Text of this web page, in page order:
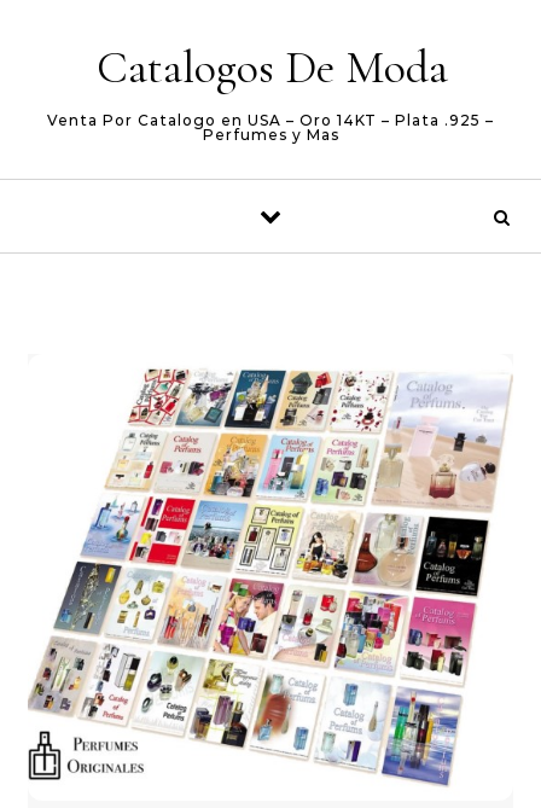
Catalogos De Moda
Venta Por Catalogo en USA – Oro 14KT – Plata .925 –
Perfumes y Mas